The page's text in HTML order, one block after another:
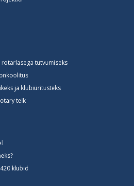
tutvumiseks
ja klubiüritusteks
telk
klubid